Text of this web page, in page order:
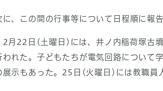
に、この間の行事等について日程順に報告
月22日(土曜日)には、井ノ内稲荷塚古墳
われた。子どもたちが電気回路について
展示もあった。25日(火曜日)には教職員